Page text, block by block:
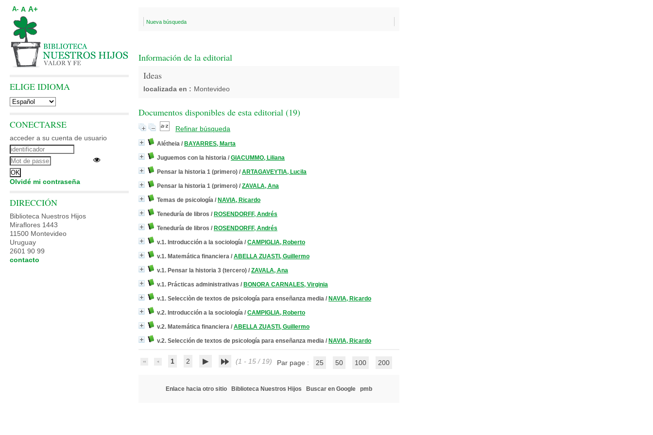
Nueva búsqueda
Información de la editorial
Ideas
localizada en : Montevideo
Documentos disponibles de esta editorial (19)
Refinar búsqueda
Alétheia / BAYARRES, Marta
Juguemos con la historia / GIACUMMO, Liliana
Pensar la historia 1 (primero) / ARTAGAVEYTIA, Lucila
Pensar la historia 1 (primero) / ZAVALA, Ana
Temas de psicología / NAVIA, Ricardo
Teneduría de libros / ROSENDORFF, Andrés
Teneduría de libros / ROSENDORFF, Andrés
v.1. Introducción a la sociología / CAMPIGLIA, Roberto
v.1. Matemática financiera / ABELLA ZUASTI, Guillermo
v.1. Pensar la historia 3 (tercero) / ZAVALA, Ana
v.1. Prácticas administrativas / BONORA CARNALES, Virginia
v.1. Selecciòn de textos de psicología para enseñanza media / NAVIA, Ricardo
v.2. Introducción a la sociología / CAMPIGLIA, Roberto
v.2. Matemática financiera / ABELLA ZUASTI, Guillermo
v.2. Selección de textos de psicología para enseñanza media / NAVIA, Ricardo
1 2 (1 - 15 / 19) Par page : 25 50 100 200
Enlace hacia otro sitio Biblioteca Nuestros Hijos Buscar en Google pmb
A- A A+
ELIGE IDIOMA
CONECTARSE
acceder a su cuenta de usuario
Olvidé mi contraseña
DIRECCIÓN
Biblioteca Nuestros Hijos
Miraflores 1443
11500 Montevideo
Uruguay
2601 90 99
contacto